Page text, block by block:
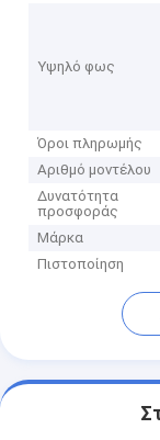
Υψηλό φως
Όροι πληρωμής
Αριθμό μοντέλου
Δυνατότητα
προσφοράς
Μάρκα
Πιστοποίηση